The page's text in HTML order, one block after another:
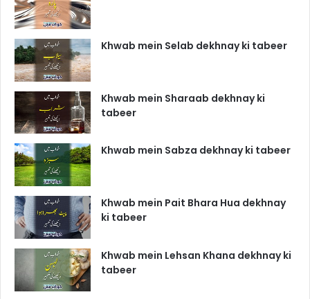
Khwab mein Selab dekhnay ki tabeer
Khwab mein Sharaab dekhnay ki
tabeer
Khwab mein Sabza dekhnay ki tabeer
Khwab mein Pait Bhara Hua dekhnay
ki tabeer
Khwab mein Lehsan Khana dekhnay ki
tabeer